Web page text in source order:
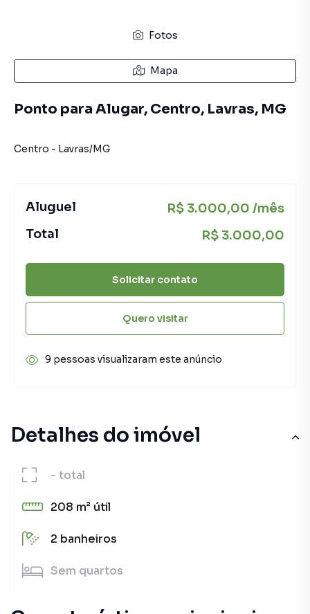
Detalhes do imóvel
- total
208 m² útil
2 banheiros
Sem quartos
Fotos
Mapa
Ponto para Alugar, Centro, Lavras, MG
Centro - Lavras/MG
Aluguel
R$ 3.000,00 /mês
Total
R$ 3.000,00
Solicitar contato
Quero visitar
9 pessoas visualizaram este anúncio